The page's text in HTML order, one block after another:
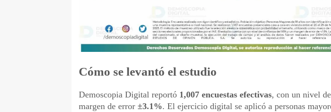
Cómo se levantó el estudio
Demoscopia Digital reportó 1,007 encuestas efectivas, con un nivel
margen de error ±3.1%. El ejercicio digital se aplicó a personas